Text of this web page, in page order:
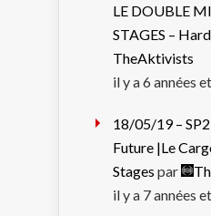
LE DOUBLE
STAGES –
TheAktivists
il y a 6 années
18/05/19 –
Future |Le
Stages par
il y a 7 années